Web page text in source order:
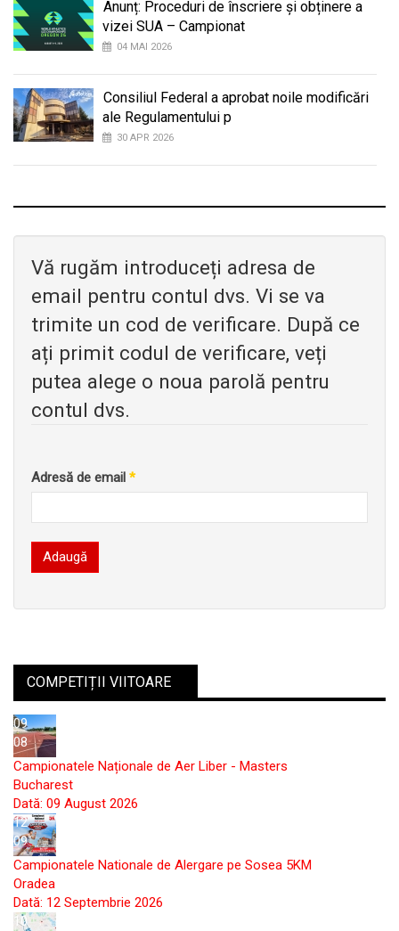
Anunț: Proceduri de înscriere și obținere a
vizei SUA – Campionat
04 MAI 2026
Consiliul Federal a aprobat noile modificări
ale Regulamentului p
30 APR 2026
Vă rugăm introduceți adresa de
email pentru contul dvs. Vi se va
trimite un cod de verificare. După ce
ați primit codul de verificare, veți
putea alege o noua parolă pentru
contul dvs.
Adresă de email *
Adaugă
COMPETIȚII VIITOARE
09
08
Campionatele Naționale de Aer Liber - Masters
Bucharest
Dată: 09 August 2026
12
09
Campionatele Nationale de Alergare pe Sosea 5KM
Oradea
Dată: 12 Septembrie 2026
10